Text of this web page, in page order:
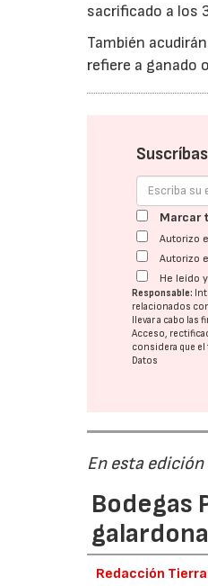
sacrificado a los
También
refiere a ganado
Marcar
Autorizo
Autorizo
He leído
Responsable:
relacionados
llevar a cabo las
Acceso,
considera que el
Datos
En esta
Bodegas
Redacción